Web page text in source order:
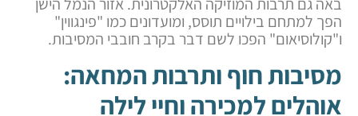
באה גם תרבות המוזיקה האלקטרונית. אזור הנמל הישן
הפך למתחם בילויים תוסס, ומועדונים כמו "פינגווין"
ו"קולוסיאום" הפכו לשם דבר בקרב חובבי המסיבות.
מסיבות חוף ותרבות המחאה:
אוהלים למכירה וחיי לילה